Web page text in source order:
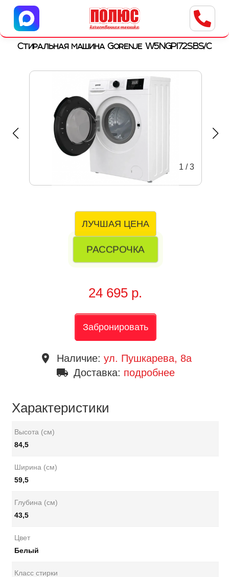
Центр бытовой техники
г. Ульяновск, ул. Пушкарева, 8a
Стиральная машина Gorenje W5NGPI72SBS/C
1 /3
ЛУЧШАЯ ЦЕНА
РАССРОЧКА
24 695 р.
Забронировать
place Наличие: ул. Пушкарева, 8a
local_shipping Доставка: подробнее
Характеристики
Высота (см)
84,5
Ширина (см)
59,5
Глубина (см)
43,5
Цвет
Белый
Класс стирки